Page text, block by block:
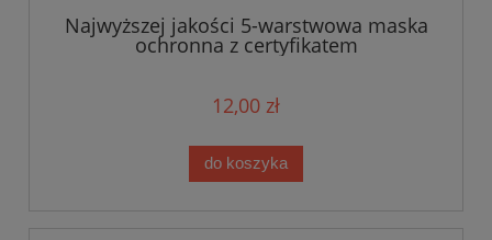
Najwyższej jakości 5-warstwowa maska
ochronna z certyfikatem
12,00 zł
do koszyka